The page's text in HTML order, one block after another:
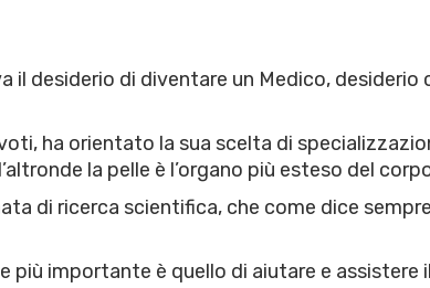
il desiderio di diventare un Medico,
ha orientato la sua scelta di
la pelle è l’organo più esteso del
di ricerca scientifica, che come dice
più importante è quello di aiutare e assistere